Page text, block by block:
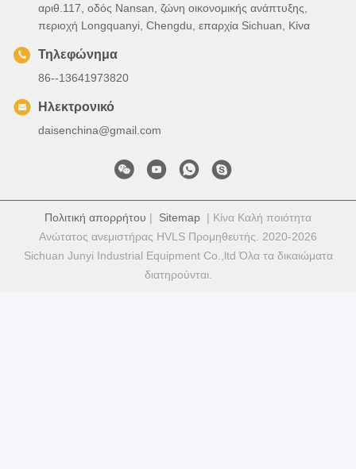
αριθ.117, οδός Nansan, ζώνη οικονομικής ανάπτυξης,
περιοχή Longquanyi, Chengdu, επαρχία Sichuan, Κίνα
Τηλεφώνημα
86--13641973820
Ηλεκτρονικό
daisenchina@gmail.com
Πολιτική απορρήτου | Sitemap | Κίνα Καλή ποιότητα
Ανώτατος ανεμιστήρας HVLS Προμηθευτής. 2020-2026
Sichuan Junyi Industrial Equipment Co.,ltd Όλα τα δικαιώματα
διατηρούνται.